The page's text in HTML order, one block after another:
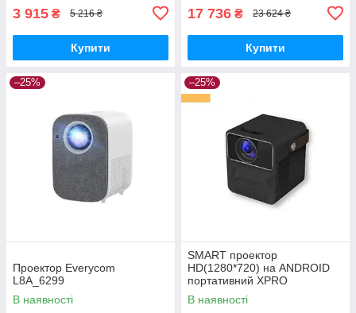
Android для
3 915 ₴ 5 216 ₴
Купити
17 736 ₴ 23 624 ₴
Купити
–25%
Проектор Everycom
L8A_6299
В наявності
–25%
SMART проектор
HD(1280*720) на ANDROID
портативний XPRO
PANOPLUS SOUNDBOX
BLACK(4000 lumen) з
В наявності